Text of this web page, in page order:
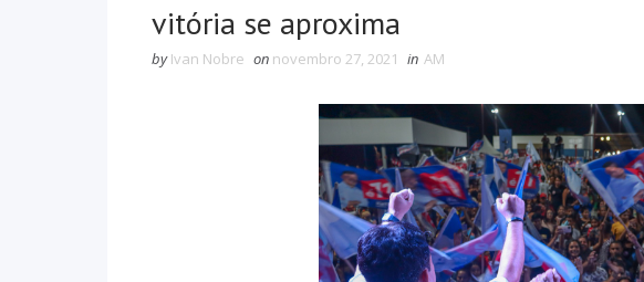
vitória se aproxima
by Ivan Nobre on novembro 27, 2021 in AM